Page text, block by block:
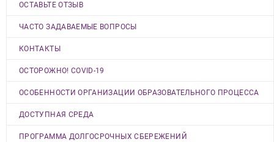
ОСТАВЬТЕ ОТЗЫВ
ЧАСТО ЗАДАВАЕМЫЕ ВОПРОСЫ
КОНТАКТЫ
ОСТОРОЖНО! COVID-19
ОСОБЕННОСТИ ОРГАНИЗАЦИИ ОБРАЗОВАТЕЛЬНОГО ПРОЦЕССА
ДОСТУПНАЯ СРЕДА
ПРОГРАММА ДОЛГОСРОЧНЫХ СБЕРЕЖЕНИЙ